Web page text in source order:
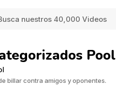
Pool
billar contra amigos y oponentes.